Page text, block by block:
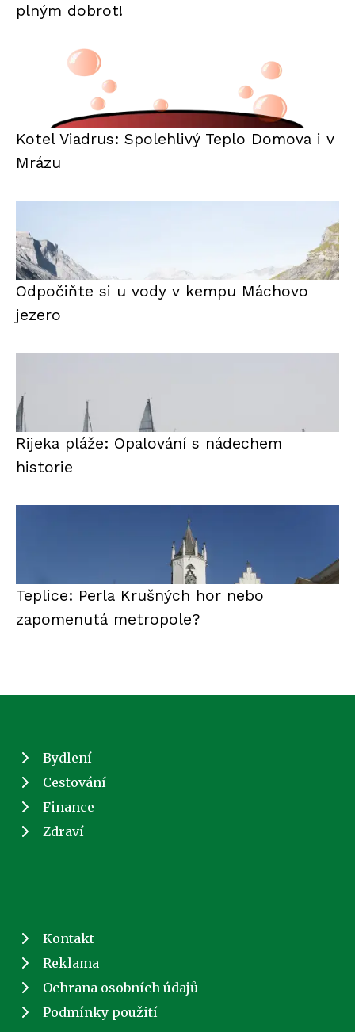
plným dobrot!
Kotel Viadrus: Spolehlivý Teplo Domova i v
Mrázu
Odpočiňte si u vody v kempu Máchovo
jezero
Rijeka pláže: Opalování s nádechem
historie
Teplice: Perla Krušných hor nebo
zapomenutá metropole?
Bydlení
Cestování
Finance
Zdraví
Kontakt
Reklama
Ochrana osobních údajů
Podmínky použití